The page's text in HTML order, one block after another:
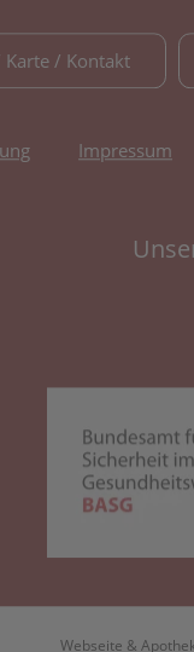
/ Kontakt
Impressum
Webseite &